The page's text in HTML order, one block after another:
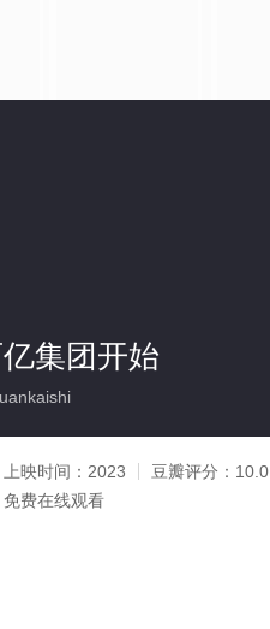
集团开始
上映时间： 2023 豆瓣评分： 10.0
免费在线观看